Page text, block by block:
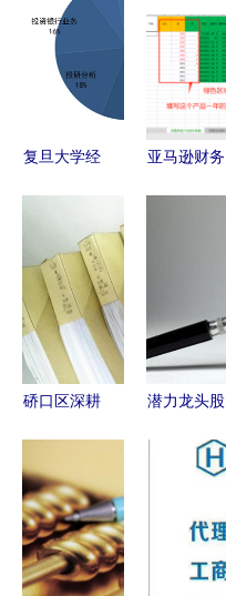
复旦大学经
业学位硕士
毕业生就业
报告
亚马逊财务
硚口区深耕
以专业咨询
服务赋能企
业稳健发展
潜力龙头股
一触即发，
力名单请收
藏